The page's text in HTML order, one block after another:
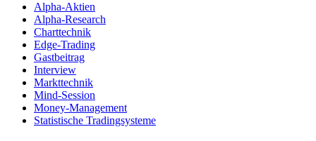
Alpha-Aktien
Alpha-Research
Charttechnik
Edge-Trading
Gastbeitrag
Interview
Markttechnik
Mind-Session
Money-Management
Statistische Tradingsysteme